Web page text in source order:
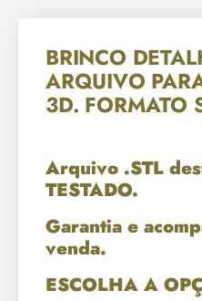
BRINCO
ARQUIVO
3D. FORMATO
Arquivo .STL
TESTADO.
Garantia e
venda.
ESCOLHA A